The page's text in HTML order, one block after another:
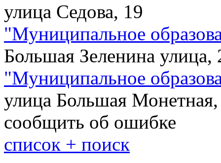
улица Седова, 19
"Муниципальное
Большая Зеленина улица,
"Муниципальное
улица Большая
сообщить об ошибке
cписок + поиск